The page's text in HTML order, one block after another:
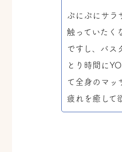
ぷにぷにサラ
触っていたく
ですし、バス
とり時間に
て全身のマッ
疲れを癒して